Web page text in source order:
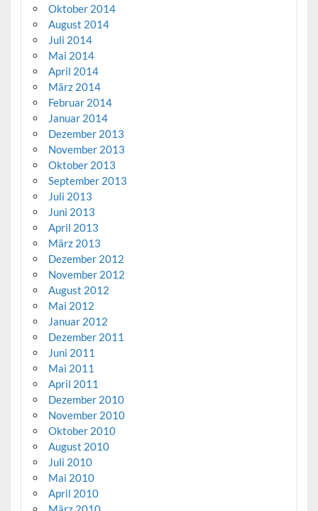
Oktober 2014
August 2014
Juli 2014
Mai 2014
April 2014
März 2014
Februar 2014
Januar 2014
Dezember 2013
November 2013
Oktober 2013
September 2013
Juli 2013
Juni 2013
April 2013
März 2013
Dezember 2012
November 2012
August 2012
Mai 2012
Januar 2012
Dezember 2011
Juni 2011
Mai 2011
April 2011
Dezember 2010
November 2010
Oktober 2010
August 2010
Juli 2010
Mai 2010
April 2010